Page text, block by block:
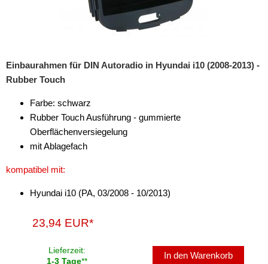
für Audi
für BMW
für Buick
für Citroen
für Dacia
Einbaurahmen für DIN Autoradio in Hyundai i10 (2008-2013) -
Rubber Touch
Farbe: schwarz
Rubber Touch Ausführung - gummierte
Oberflächenversiegelung
mit Ablagefach
kompatibel mit:
Hyundai i10 (PA, 03/2008 - 10/2013)
23,94 EUR*
Lieferzeit:
1-3 Tage**
In den Warenkorb